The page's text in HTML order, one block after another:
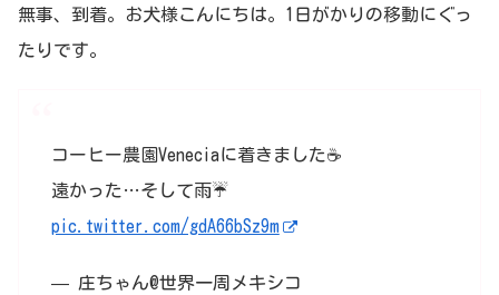
無事、到着。お犬様こんにちは。1日がかりの移動にぐっ
たりです。
コーヒー農園Veneciaに着きました☕
遠かった…そして雨☔
pic.twitter.com/gdA66bSz9m
— 庄ちゃん@世界一周メキシコ